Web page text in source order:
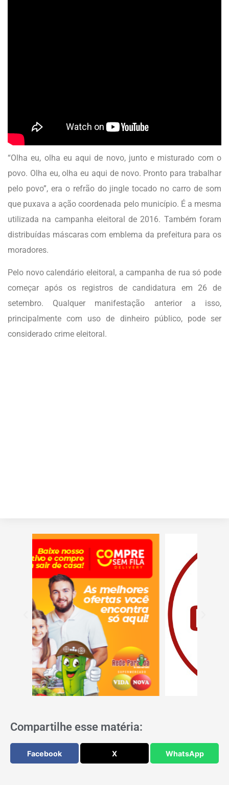
“Olha eu, olha eu aqui de novo, junto e misturado com o
povo. Olha eu, olha eu aqui de novo. Pronto para trabalhar
pelo povo”, era o refrão do jingle tocado no carro de som
que puxava a ação coordenada pelo município. É a mesma
utilizada na campanha eleitoral de 2016. Também foram
distribuídas máscaras com emblema da prefeitura para os
moradores.
Pelo novo calendário eleitoral, a campanha de rua só pode
começar após os registros de candidatura em 26 de
setembro. Qualquer manifestação anterior a isso,
principalmente com uso de dinheiro público, pode ser
considerado crime eleitoral.
Compartilhe esse matéria:
Facebook X WhatsApp